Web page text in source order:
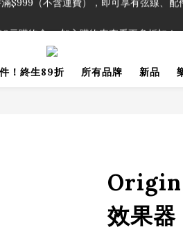
$999（不含運費），即可享有弦線、
！終生89折 所有品牌 新品
Origin
效果器